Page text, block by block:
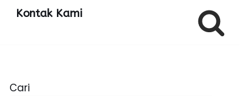
Kontak Kami
Cari